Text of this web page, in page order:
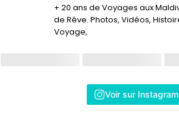
+ 20 ans de Voyages aux
de Rêve. Photos, Vidéos,
Voyage,
Voir sur Instagram